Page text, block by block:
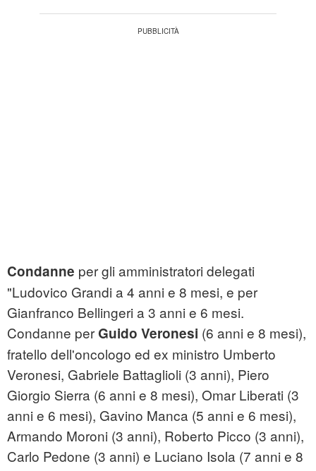
Condanne per gli amministratori delegati
"Ludovico Grandi a 4 anni e 8 mesi, e per
Gianfranco Bellingeri a 3 anni e 6 mesi.
Condanne perGuido Veronesi (6 anni e 8 mesi),
fratello dell'oncologo ed ex ministro Umberto
Veronesi, Gabriele Battaglioli (3 anni), Piero
Giorgio Sierra (6 anni e 8 mesi), Omar Liberati (3
anni e 6 mesi), Gavino Manca (5 anni e 6 mesi),
Armando Moroni (3 anni), Roberto Picco (3 anni),
Carlo Pedone (3 anni) e Luciano Isola (7 anni e 8